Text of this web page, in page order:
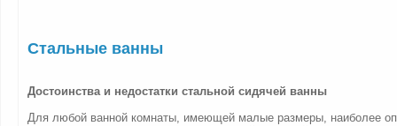
Стальные ванны
Достоинства и недостатки стальной сидячей ванны
Для любой ванной комнаты, имеющей малые размеры, наиболее